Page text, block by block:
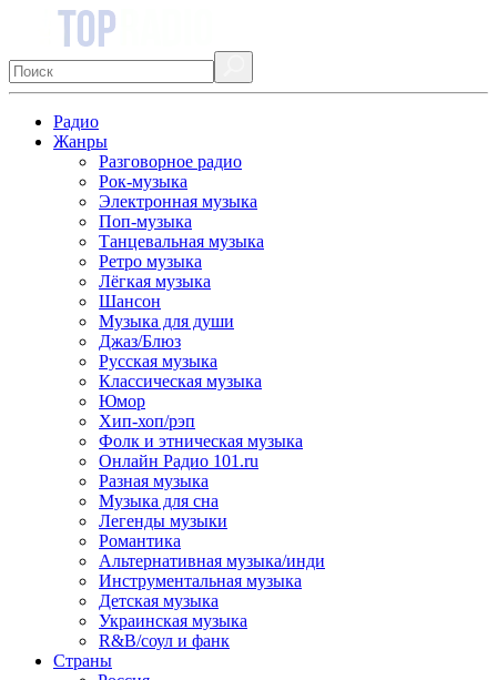
Радио
Жанры
Разговорное радио
Рок-музыка
Электронная музыка
Поп-музыка
Танцевальная музыка
Ретро музыка
Лёгкая музыка
Шансон
Музыка для души
Джаз/Блюз
Русская музыка
Классическая музыка
Юмор
Хип-хоп/рэп
Фолк и этническая музыка
Онлайн Радио 101.ru
Разная музыка
Музыка для сна
Легенды музыки
Романтика
Альтернативная музыка/инди
Инструментальная музыка
Детская музыка
Украинская музыка
R&B/cоул и фанк
Страны